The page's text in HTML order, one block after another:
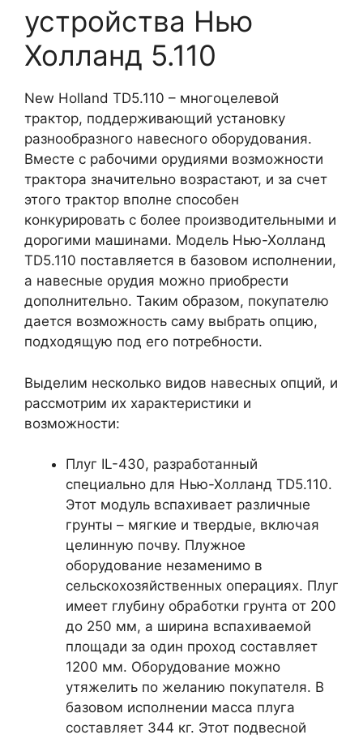
устройства Нью
Холланд 5.110
New Holland TD5.110 – многоцелевой
трактор, поддерживающий установку
разнообразного навесного оборудования.
Вместе с рабочими орудиями возможности
трактора значительно возрастают, и за счет
этого трактор вполне способен
конкурировать с более производительными и
дорогими машинами. Модель Нью-Холланд
TD5.110 поставляется в базовом исполнении,
а навесные орудия можно приобрести
дополнительно. Таким образом, покупателю
дается возможность саму выбрать опцию,
подходящую под его потребности.
Выделим несколько видов навесных опций, и
рассмотрим их характеристики и
возможности:
Плуг IL-430, разработанный
специально для Нью-Холланд TD5.110.
Этот модуль вспахивает различные
грунты – мягкие и твердые, включая
целинную почву. Плужное
оборудование незаменимо в
сельскохозяйственных операциях. Плуг
имеет глубину обработки грунта от 200
до 250 мм, а ширина вспахиваемой
площади за один проход составляет
1200 мм. Оборудование можно
утяжелить по желанию покупателя. В
базовом исполнении масса плуга
составляет 344 кг. Этот подвесной